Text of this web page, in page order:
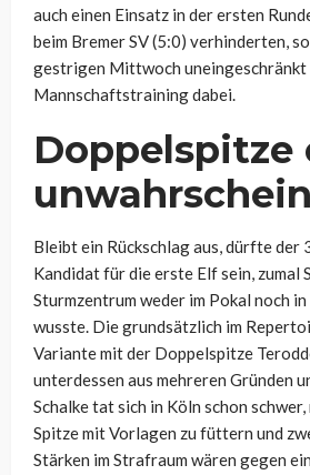
auch einen Einsatz in der ersten
beim Bremer SV (5:0) verhinderten,
gestrigen Mittwoch uneingeschränkt
Mannschaftstraining dabei.
Doppelspitze
Bleibt ein Rückschlag aus, dürfte der
Kandidat für die erste Elf sein, zumal
Sturmzentrum weder im Pokal noch
wusste. Die grundsätzlich im
Variante mit der Doppelspitze
unterdessen aus mehreren Gründen
Schalke tat sich in Köln schon
Spitze mit Vorlagen zu füttern und
Stärken im Strafraum wären gegen